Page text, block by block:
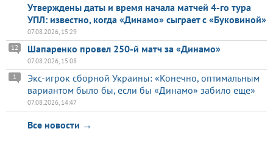
Утверждены даты и время начала матчей 4-го тура
УПЛ: известно, когда «Динамо» сыграет с «Буковиной»
07.08.2026, 15:29
Шапаренко провел 250-й матч за «Динамо»
12
07.08.2026, 15:08
Экс-игрок сборной Украины: «Конечно, оптимальным
вариантом было бы, если бы «Динамо» забило еще»
1
07.08.2026, 14:47
Все новости →